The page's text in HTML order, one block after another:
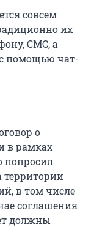
совсем
их
СМС, а
помощью чат-
о
в рамках
попросил
территории
в том числе
соглашения
должны